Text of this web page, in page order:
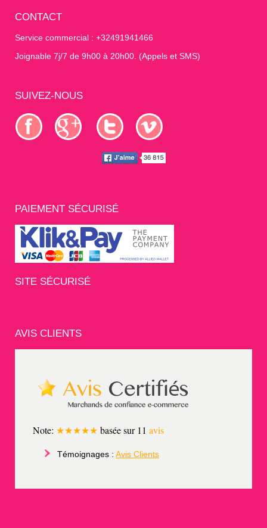
CONTACT
Service commercial : +32491941466
Joignable 7j/7 de 9h00 à 20h00. (Appels et SMS)
SUIVEZ-NOUS
PAIEMENT SÉCURISÉ
SITE SÉCURISÉ
AVIS CLIENTS
Note: ★★★★★ basée sur 11 avis
Témoignages : Avis Clients